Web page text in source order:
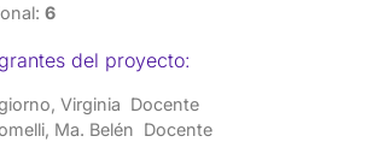
6
del proyecto:
Virginia Docente
Ma. Belén Docente